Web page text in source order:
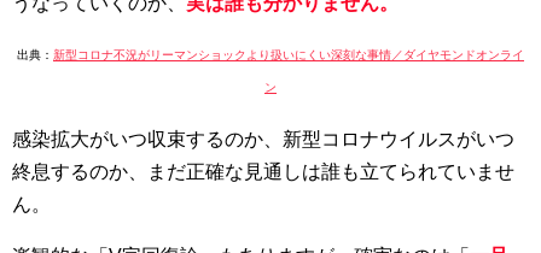
出典： 新型コロナ不況がリーマンショックより扱いにくい深刻な事情／ダイヤモンドオンライ
ン
感染拡大がいつ収束するのか、新型コロナウイルスがいつ
終息するのか、まだ正確な見通しは誰も立てられていませ
ん。